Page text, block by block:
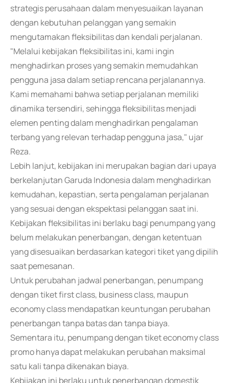
strategis perusahaan dalam menyesuaikan layanan
dengan kebutuhan pelanggan yang semakin
mengutamakan fleksibilitas dan kendali perjalanan.
"Melalui kebijakan fleksibilitas ini, kami ingin
menghadirkan proses yang semakin memudahkan
pengguna jasa dalam setiap rencana perjalanannya.
Kami memahami bahwa setiap perjalanan memiliki
dinamika tersendiri, sehingga fleksibilitas menjadi
elemen penting dalam menghadirkan pengalaman
terbang yang relevan terhadap pengguna jasa," ujar
Reza.
Lebih lanjut, kebijakan ini merupakan bagian dari upaya
berkelanjutan Garuda Indonesia dalam menghadirkan
kemudahan, kepastian, serta pengalaman perjalanan
yang sesuai dengan ekspektasi pelanggan saat ini.
Kebijakan fleksibilitas ini berlaku bagi penumpang yang
belum melakukan penerbangan, dengan ketentuan
yang disesuaikan berdasarkan kategori tiket yang dipilih
saat pemesanan.
Untuk perubahan jadwal penerbangan, penumpang
dengan tiket first class, business class, maupun
economy class mendapatkan keuntungan perubahan
penerbangan tanpa batas dan tanpa biaya.
Sementara itu, penumpang dengan tiket economy class
promo hanya dapat melakukan perubahan maksimal
satu kali tanpa dikenakan biaya.
Kebijakan ini berlaku untuk penerbangan domestik